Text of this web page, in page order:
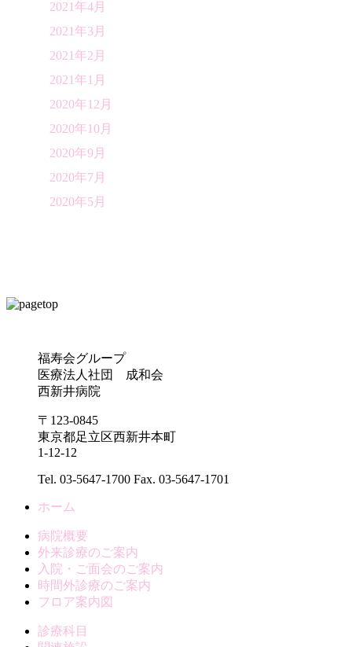
2021年4月
2021年3月
2021年2月
2021年1月
2020年12月
2020年10月
2020年9月
2020年7月
2020年5月
福寿会グループ
医療法人社団 成和会
西新井病院
〒123-0845
東京都足立区西新井本町
1-12-12
Tel. 03-5647-1700 Fax. 03-5647-1701
ホーム
病院概要
外来診療のご案内
入院・ご面会のご案内
時間外診療のご案内
フロア案内図
診療科目